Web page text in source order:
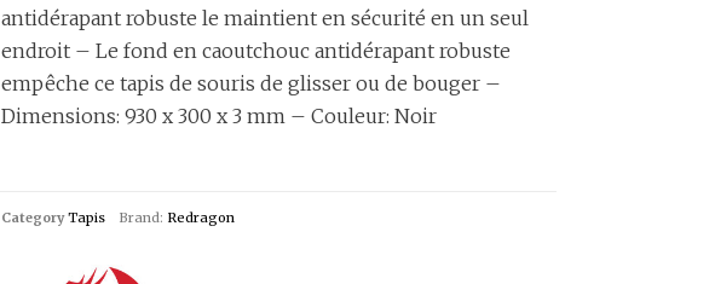
antidérapant robuste le maintient en sécurité en un seul
endroit – Le fond en caoutchouc antidérapant robuste
empêche ce tapis de souris de glisser ou de bouger –
Dimensions: 930 x 300 x 3 mm – Couleur: Noir
Category Tapis Brand: Redragon